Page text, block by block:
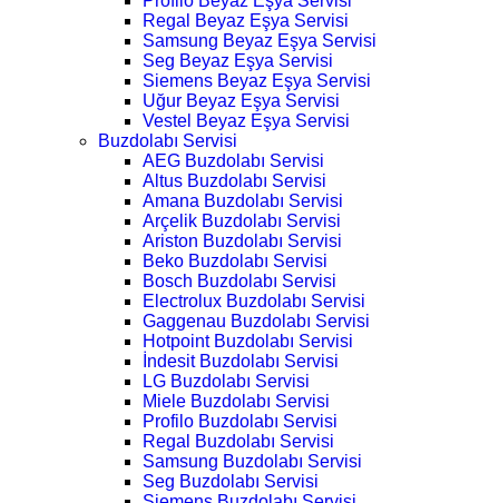
Regal Beyaz Eşya Servisi
Samsung Beyaz Eşya Servisi
Seg Beyaz Eşya Servisi
Siemens Beyaz Eşya Servisi
Uğur Beyaz Eşya Servisi
Vestel Beyaz Eşya Servisi
Buzdolabı Servisi
AEG Buzdolabı Servisi
Altus Buzdolabı Servisi
Amana Buzdolabı Servisi
Arçelik Buzdolabı Servisi
Ariston Buzdolabı Servisi
Beko Buzdolabı Servisi
Bosch Buzdolabı Servisi
Electrolux Buzdolabı Servisi
Gaggenau Buzdolabı Servisi
Hotpoint Buzdolabı Servisi
İndesit Buzdolabı Servisi
LG Buzdolabı Servisi
Miele Buzdolabı Servisi
Profilo Buzdolabı Servisi
Regal Buzdolabı Servisi
Samsung Buzdolabı Servisi
Seg Buzdolabı Servisi